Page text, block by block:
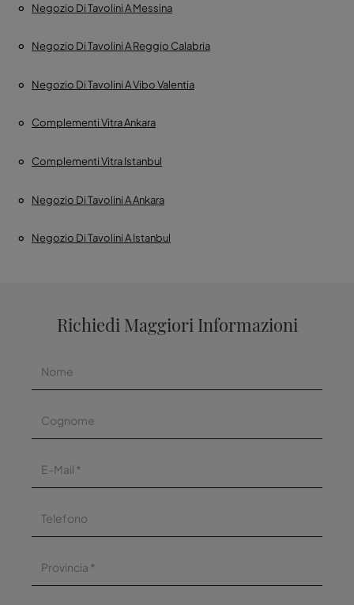
Negozio Di Tavolini A Messina
Negozio Di Tavolini A Reggio Calabria
Negozio Di Tavolini A Vibo Valentia
Complementi Vitra Ankara
Complementi Vitra Istanbul
Negozio Di Tavolini A Ankara
Negozio Di Tavolini A Istanbul
Richiedi Maggiori Informazioni